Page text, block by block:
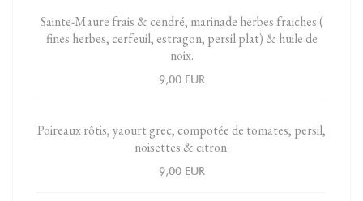
Sainte-Maure frais & cendré, marinade herbes fraiches (
fines herbes, cerfeuil, estragon, persil plat) & huile de
noix.
9,00 EUR
Poireaux rôtis, yaourt grec, compotée de tomates, persil,
noisettes & citron.
9,00 EUR